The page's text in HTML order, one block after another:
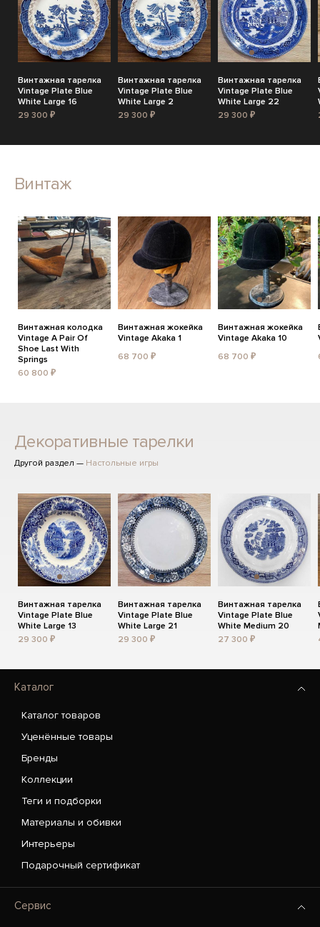
Винтажная тарелка
Vintage Plate Blue
White Large 16
29 300 ₽
Винтажная тарелка
Vintage Plate Blue
White Large 2
29 300 ₽
Винтажная тарелка
Vintage Plate Blue
White Large 22
29 300 ₽
Винтаж
Винтажная колодка
Vintage A Pair Of
Shoe Last With
Springs
60 800 ₽
Винтажная жокейка
Vintage Akaka 1
68 700 ₽
Винтажная жокейка
Vintage Akaka 10
68 700 ₽
Декоративные тарелки
Другой раздел — Настольные игры
Винтажная тарелка
Vintage Plate Blue
White Large 13
29 300 ₽
Винтажная тарелка
Vintage Plate Blue
White Large 21
29 300 ₽
Винтажная тарелка
Vintage Plate Blue
White Medium 20
27 300 ₽
Каталог
Каталог товаров
Уценённые товары
Бренды
Коллекции
Теги и подборки
Материалы и обивки
Интерьеры
Подарочный сертификат
Сервис